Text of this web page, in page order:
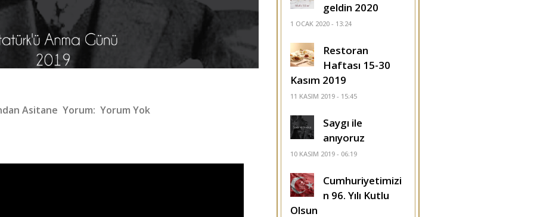
Asitane Yorum: Yorum Yok
geldin 2020
1 OCAK 2020 - 13:24
Restoran
Haftası 15-30
Kasım 2019
11 KASIM 2019 - 15:45
Saygı ile
anıyoruz
10 KASIM 2019 - 06:19
Cumhuriyetimizi
n 96. Yılı Kutlu
Olsun